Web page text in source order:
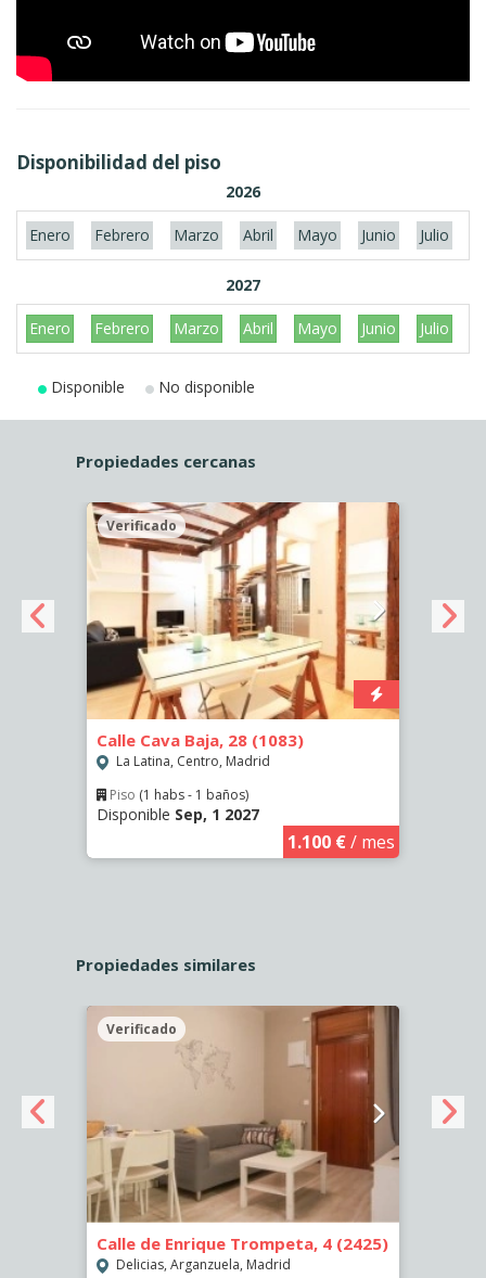
Disponibilidad del piso
2026
Enero Febrero Marzo Abril Mayo Junio Julio
2027
Enero Febrero Marzo Abril Mayo Junio Julio
Disponible No disponible
Propiedades cercanas
Verificado
Calle Cava Baja, 28 (1083)
La Latina, Centro, Madrid
Piso (1 habs - 1 baños)
Disponible Sep, 1 2027
1.100 €/ mes
Propiedades similares
Verificado
Calle de Enrique Trompeta, 4 (2425)
Delicias, Arganzuela, Madrid